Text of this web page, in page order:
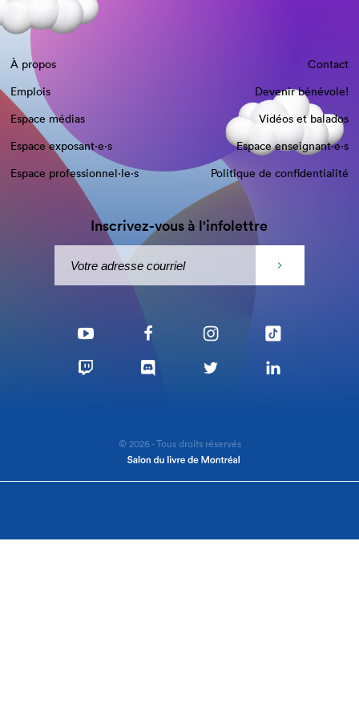
À propos
Contact
Emplois
Devenir bénévole!
Espace médias
Vidéos et balados
Espace exposant·e⋅s
Espace enseignant·e⋅s
Espace professionnel·le⋅s
Politique de confidentialité
Inscrivez-vous à l'infolettre
© 2026 - Tous droits réservés